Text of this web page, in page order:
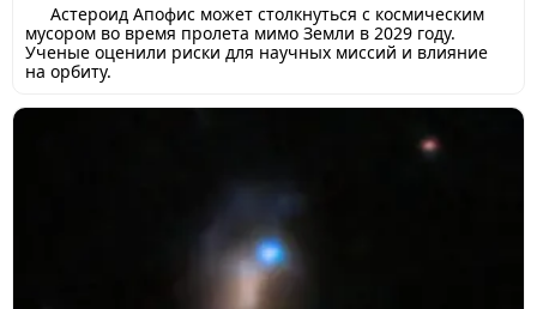
Астероид Апофис может столкнуться с космическим
мусором во время пролета мимо Земли в 2029 году.
Ученые оценили риски для научных миссий и влияние
на орбиту.